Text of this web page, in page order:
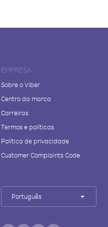
EMPRESA
Sobre o Viber
Centro da marca
Carreiras
Termos e políticas
Política de privacidade
Customer Complaints Code
Português